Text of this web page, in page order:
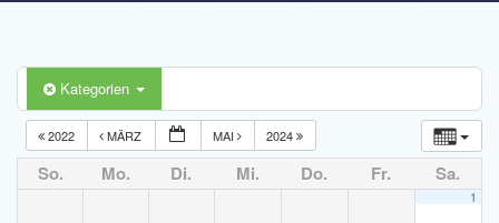
Kategorien
2022 MÄRZ MAI 2024
So. Mo. Di. Mi. Do. Fr. Sa.
1